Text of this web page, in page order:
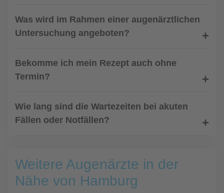
Was wird im Rahmen einer augenärztlichen
Untersuchung angeboten?
Bekomme ich mein Rezept auch ohne
Termin?
Wie lang sind die Wartezeiten bei akuten
Fällen oder Notfällen?
Weitere Augenärzte in der
Nähe von Hamburg